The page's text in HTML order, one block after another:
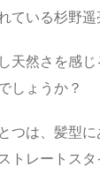
ている杉野遥
天然さを感
しょうか？
つは、髪型
トレートスタ